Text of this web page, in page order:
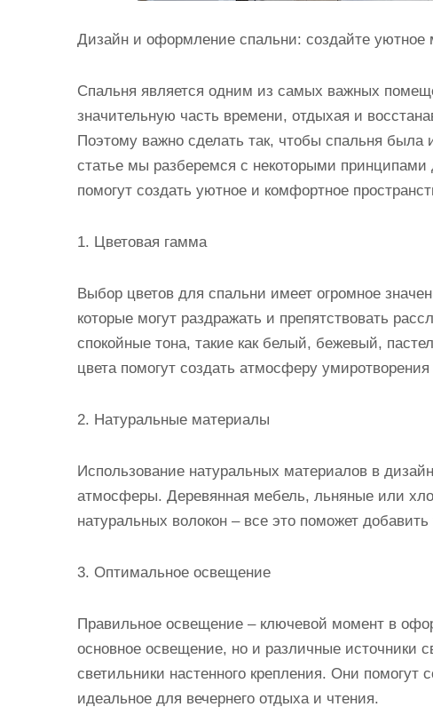
Дизайн и оформление спальни: создайте уютное
Спальня является одним из самых важных
значительную часть времени, отдыхая и
Поэтому важно сделать так, чтобы спальня
статье мы разберемся с некоторыми
помогут создать уютное и комфортное
1. Цветовая гамма
Выбор цветов для спальни имеет огромное
которые могут раздражать и препятствовать
спокойные тона, такие как белый, бежевый,
цвета помогут создать атмосферу
2. Натуральные материалы
Использование натуральных материалов в
атмосферы. Деревянная мебель, льняные или
натуральных волокон – все это поможет
3. Оптимальное освещение
Правильное освещение – ключевой момент в
основное освещение, но и различные источники
светильники настенного крепления. Они помогут
идеальное для вечернего отдыха и чтения.